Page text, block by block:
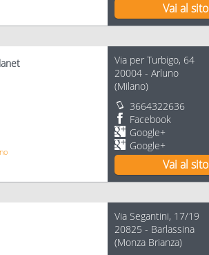
Vai al sito
Via per Turbigo, 64
20004 -Arluno
(Milano)
3664322636
Facebook
Google+
Google+
Vai al sito
Via Segantini, 17/19
20825 - Barlassina
(Monza Brianza)